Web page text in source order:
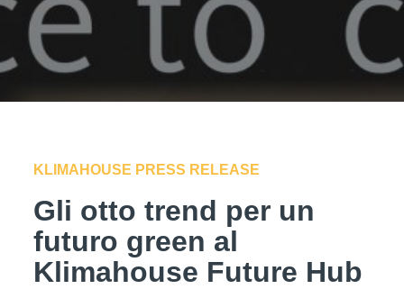
KLIMAHOUSE PRESS RELEASE
Gli otto trend per un
futuro green al
Klimahouse Future Hub